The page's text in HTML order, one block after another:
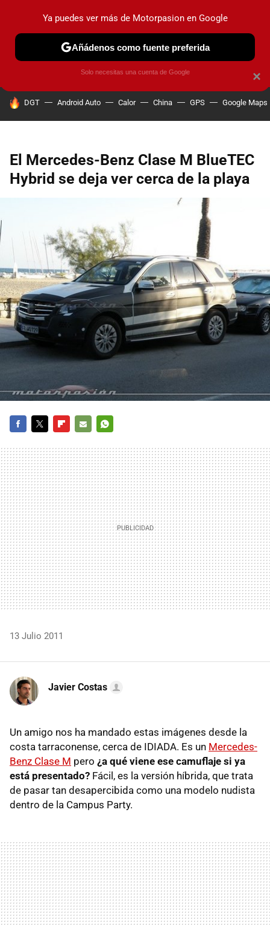
PRUEBAS COCHES ELÉCTRICOS OBSERVATORIO
HOY SE HABLA DE
DGT Android Auto Calor China GPS Google Maps
El Mercedes-Benz Clase M BlueTEC
Hybrid se deja ver cerca de la playa
MAIL
13 Julio 2011
Javier Costas
Un amigo nos ha mandado estas imágenes desde la
costa tarraconense, cerca de IDIADA. Es un Mercedes-
Benz Clase M pero ¿a qué viene ese camuflaje si ya
está presentado? Fácil, es la versión híbrida, que trata
de pasar tan desapercibida como una modelo nudista
dentro de la Campus Party.
×
Ya puedes ver más de Motorpasion en Google
Añádenos como fuente preferida
Solo necesitas una cuenta de Google